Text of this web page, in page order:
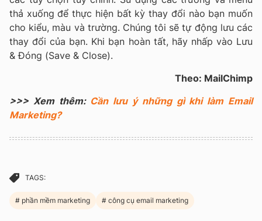
thả xuống để thực hiện bất kỳ thay đổi nào bạn muốn
cho kiểu, màu và trường. Chúng tôi sẽ tự động lưu các
thay đổi của bạn. Khi bạn hoàn tất, hãy nhấp vào Lưu
& Đóng (Save & Close).
Theo: MailChimp
>>> Xem thêm: Cần lưu ý những gì khi làm Email
Marketing?
TAGS:
phần mềm marketing công cụ email marketing